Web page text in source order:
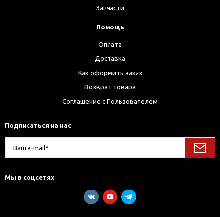
Запчасти
Помощь
Оплата
Доставка
Как оформить заказ
Возврат товара
Соглашение с Пользователем
Подписаться на нас
Мы в соцсетях: